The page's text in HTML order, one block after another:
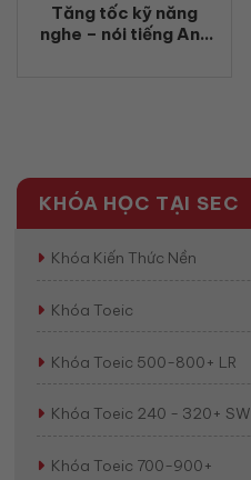
Tăng tốc kỹ năng
nghe – nói tiếng Anh
KHÓA HỌC TẠI SEC
Khóa Kiến Thức Nền
Khóa Toeic
Khóa Toeic 500-800+ LR
Khóa Toeic 240 - 320+ SW
Khóa Toeic 700-900+